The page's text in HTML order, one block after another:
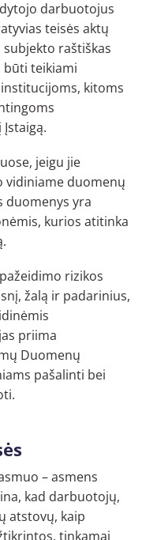
darbuotojus
teisės aktų
raštiškas
būti teikiami
kitoms
jeigu jie
vidiniame duomenų
duomenys yra
kurios atitinka
rizikos
žalą ir padarinius,
priima
Duomenų
pašalinti bei
– asmens
kad darbuotojų,
atstovų, kaip
tinkamai